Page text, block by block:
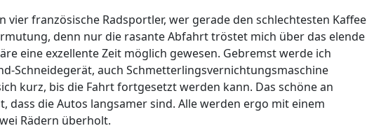
vier französische Radsportler, wer gerade den schlechtesten Kaffee
denn nur die rasante Abfahrt tröstet mich über das elende
eine exzellente Zeit möglich gewesen. Gebremst werde ich
Schneidegerät, auch Schmetterlingsvernichtungsmaschine
kurz, bis die Fahrt fortgesetzt werden kann. Das schöne an
dass die Autos langsamer sind. Alle werden ergo mit einem
Rädern überholt.